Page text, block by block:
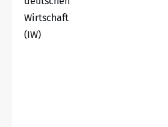
Wirtschaft
(IW)